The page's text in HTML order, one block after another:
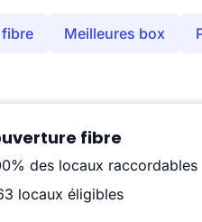
fibre Meilleures box
fibre
des locaux raccordables
locaux éligibles